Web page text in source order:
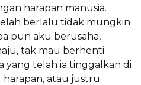
harapan manusia.
berlalu tidak mungkin
pun aku berusaha,
tak mau berhenti.
yang telah ia tinggalkan di
atau justru